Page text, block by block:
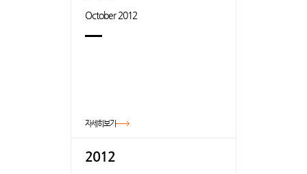
October 2012
자세히보기
2012